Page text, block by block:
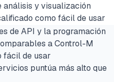
análisis y visualización
como fácil de usar
de API y la programación
a Control-M
fácil de usar
puntúa más alto que